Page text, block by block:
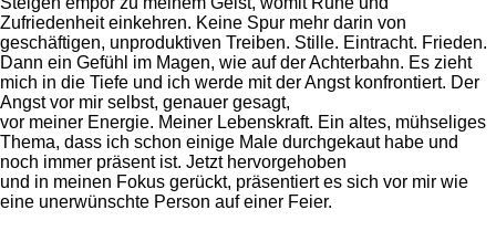
Zufriedenheit einkehren. Keine Spur mehr darin von
geschäftigen, unproduktiven Treiben. Stille. Eintracht. Frieden.
Dann ein Gefühl im Magen, wie auf der Achterbahn. Es zieht
mich in die Tiefe und ich werde mit der Angst konfrontiert. Der
Angst vor mir selbst, genauer gesagt,
vor meiner Energie. Meiner Lebenskraft. Ein altes, mühseliges
Thema, dass ich schon einige Male durchgekaut habe und
noch immer präsent ist. Jetzt hervorgehoben
und in meinen Fokus gerückt, präsentiert es sich vor mir wie
eine unerwünschte Person auf einer Feier.